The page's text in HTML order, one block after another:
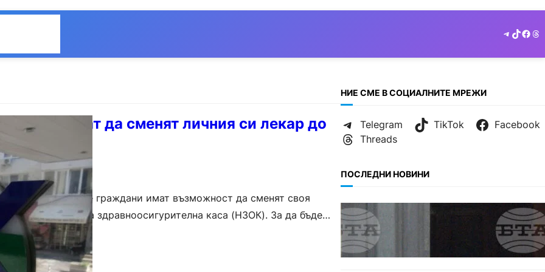
Telegram
TikTok
могат да сменят личния си лекар до
граждани имат възможност да сменят своя
от Националната здравноосигурителна каса (НЗОК). За да бъде
е необходимо да се попълни…
НИЕ СМЕ В СОЦИАЛНИТЕ МРЕЖИ
Telegram TikTok
Facebook
Threads
ПОСЛЕДНИ НОВИНИ
Варна отбелязва 147 години от
Военноморските сили.